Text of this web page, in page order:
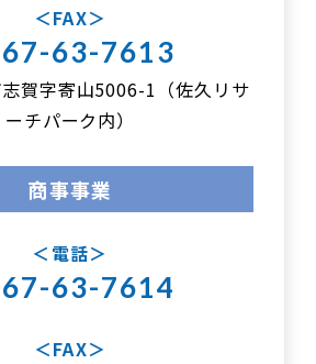
FAX
63-7613
賀字寄山5006-1（佐久リサ
ーチパーク内）
商事事業
電話
63-7614
FAX